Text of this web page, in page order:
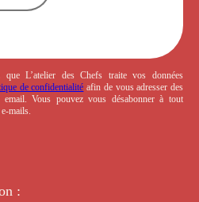
L’atelier des Chefs traite vos données
de confidentialité afin de vous adresser des
Vous pouvez vous désabonner à tout
mails.
: